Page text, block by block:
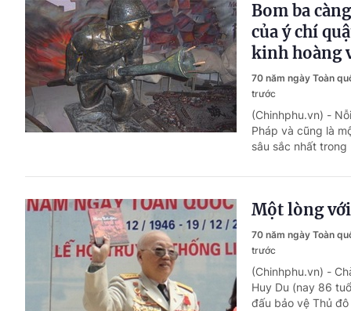
Bom ba
của ý chí
kinh hoàng
70 năm ngày Toàn
trước
(Chinhphu.vn) -
Pháp và cũng là
sâu sắc nhất
Một lòng
70 năm ngày Toàn
trước
(Chinhphu.vn) -
Huy Du (nay 86
đấu bảo vệ Thủ